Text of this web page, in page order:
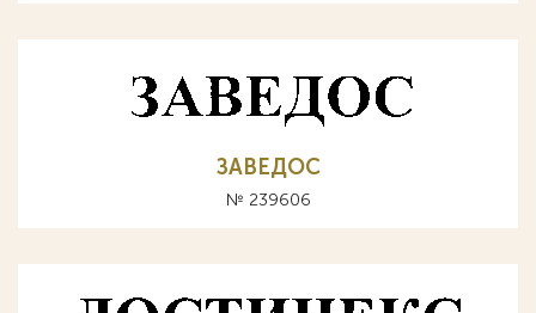
ЗАВЕДОС
№ 239606